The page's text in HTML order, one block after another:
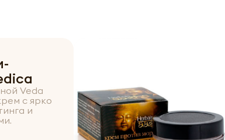
Veda
с ярко
и